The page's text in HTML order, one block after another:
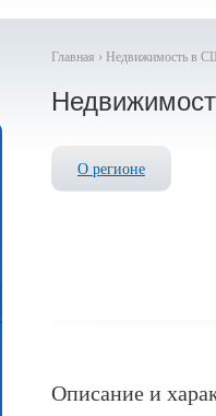
Главная › Недвижимость в
О регионе
Описание и